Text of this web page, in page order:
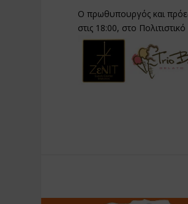
Ο πρωθυπουργός και
στις 18:00, στο